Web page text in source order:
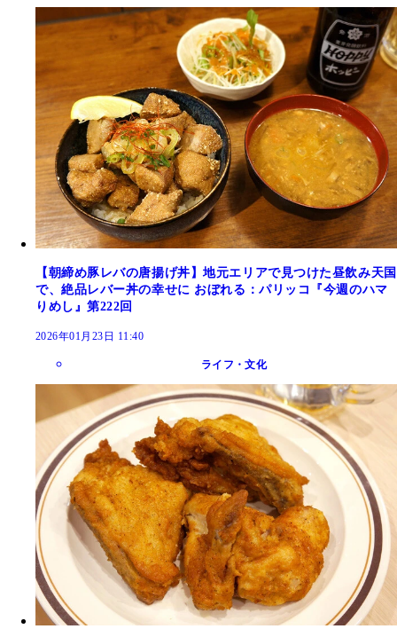
【朝締め豚レバの唐揚げ丼】地元エリアで見つけた昼飲み天国
で、絶品レバー丼の幸せに おぼれる：パリッコ『今週のハマ
りめし』第222回
2026年01月23日 11:40
ライフ・文化